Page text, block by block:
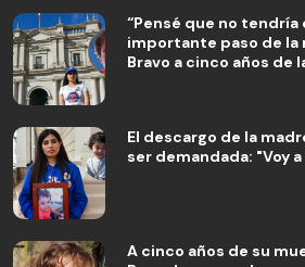
“Pensé que no tendría
importante paso de la
Bravo a cinco años de
El descargo de la
ser demandada: "Voy
A cinco años de su